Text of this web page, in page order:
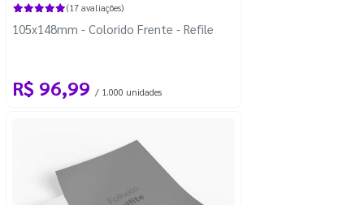
(17 avaliações)
105x148mm - Colorido Frente - Refile
R$ 96,99 / 1.000 unidades